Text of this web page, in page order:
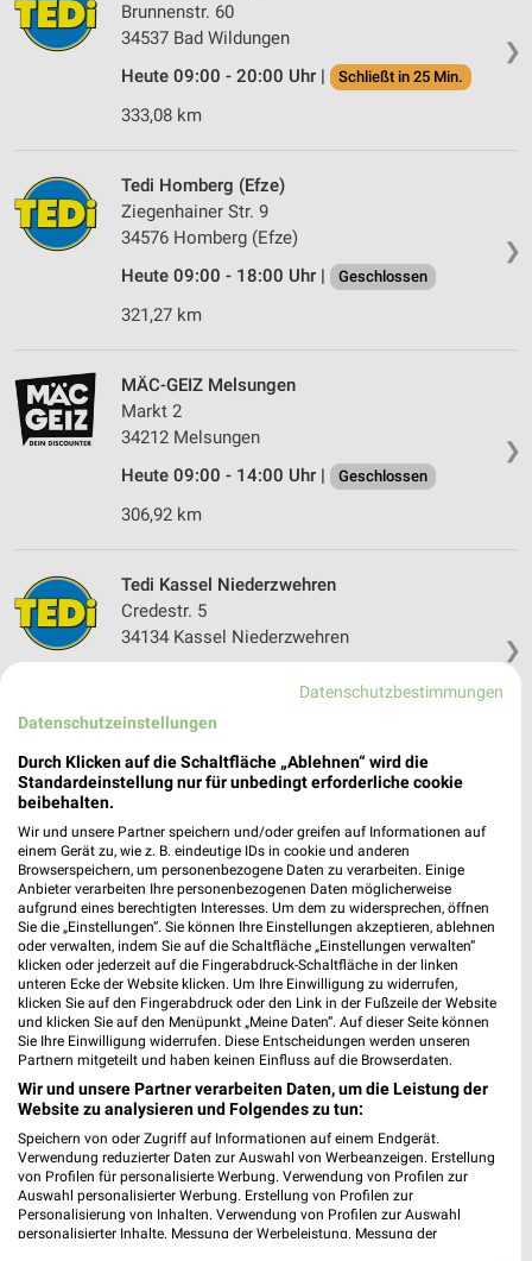
❯
Brunnenstr. 60
34537 Bad Wildungen
Heute 09:00 - 20:00 Uhr |
Schließt in 25 Min.
333,08 km
❯
Tedi Homberg (Efze)
Ziegenhainer Str. 9
34576 Homberg (Efze)
Heute 09:00 - 18:00 Uhr |
Geschlossen
321,27 km
❯
MÄC-GEIZ Melsungen
Markt 2
34212 Melsungen
Heute 09:00 - 14:00 Uhr |
Geschlossen
306,92 km
❯
Tedi Kassel Niederzwehren
Credestr. 5
34134 Kassel Niederzwehren
302,28 km
Tedi Wolfhagen
34466 Wolfhagen
Heute 09:00 - 19:00 Uhr | Geschlossen
319,28 km
Tedi Kassel Süd
Frankfurter Str. 79-81
34121 Kassel Süd
300,98 km
Tedi Kassel
Friedrich-Ebert-Str. 39
34117 Kassel
Datenschutzbestimmungen
Datenschutzeinstellungen
Durch Klicken auf die Schaltfläche „Ablehnen“ wird die
Standardeinstellung nur für unbedingt erforderliche cookie
beibehalten.
Wir und unsere Partner speichern und/oder greifen auf Informationen auf
einem Gerät zu, wie z. B. eindeutige IDs in cookie und anderen
Browserspeichern, um personenbezogene Daten zu verarbeiten. Einige
Anbieter verarbeiten Ihre personenbezogenen Daten möglicherweise
aufgrund eines berechtigten Interesses. Um dem zu widersprechen, öffnen
Sie die „Einstellungen“. Sie können Ihre Einstellungen akzeptieren, ablehnen
oder verwalten, indem Sie auf die Schaltfläche „Einstellungen verwalten“
klicken oder jederzeit auf die Fingerabdruck-Schaltfläche in der linken
unteren Ecke der Website klicken. Um Ihre Einwilligung zu widerrufen,
klicken Sie auf den Fingerabdruck oder den Link in der Fußzeile der Website
und klicken Sie auf den Menüpunkt „Meine Daten“. Auf dieser Seite können
Sie Ihre Einwilligung widerrufen. Diese Entscheidungen werden unseren
Partnern mitgeteilt und haben keinen Einfluss auf die Browserdaten.
Wir und unsere Partner verarbeiten Daten, um die Leistung der
Website zu analysieren und Folgendes zu tun:
Speichern von oder Zugriff auf Informationen auf einem Endgerät.
Verwendung reduzierter Daten zur Auswahl von Werbeanzeigen. Erstellung
von Profilen für personalisierte Werbung. Verwendung von Profilen zur
Auswahl personalisierter Werbung. Erstellung von Profilen zur
Personalisierung von Inhalten. Verwendung von Profilen zur Auswahl
personalisierter Inhalte. Messung der Werbeleistung. Messung der